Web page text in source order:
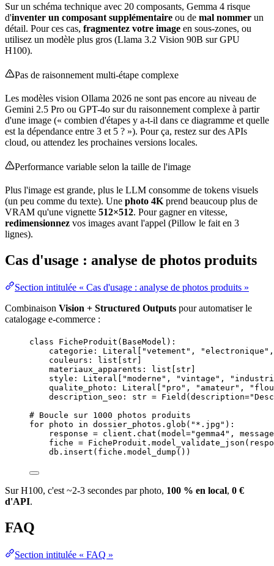
Sur un schéma technique avec 20 composants, Gemma 4 risque
d'inventer un composant supplémentaire ou de mal nommer un
détail. Pour ces cas, fragmentez votre image en sous-zones, ou
utilisez un modèle plus gros (Llama 3.2 Vision 90B sur GPU
H100).
Pas de raisonnement multi-étape complexe
Les modèles vision Ollama 2026 ne sont pas encore au niveau de
Gemini 2.5 Pro ou GPT-4o sur du raisonnement complexe à partir
d'une image (« combien d'étapes y a-t-il dans ce diagramme et quelle
est la dépendance entre 3 et 5 ? »). Pour ça, restez sur des APIs
cloud, ou attendez les prochaines versions locales.
Performance variable selon la taille de l'image
Plus l'image est grande, plus le LLM consomme de tokens visuels
(un peu comme du texte). Une photo 4K prend beaucoup plus de
VRAM qu'une vignette 512×512. Pour gagner en vitesse,
redimensionnez vos images avant l'appel (Pillow le fait en 3
lignes).
Cas d'usage : analyse de photos produits
Section intitulée « Cas d'usage : analyse de photos produits »
Combinaison Vision + Structured Outputs pour automatiser le
catalogage e-commerce :
class FicheProduit ( BaseModel ):
categorie: Literal[
"vetement " , "electronique "
couleurs: list[ str
materiaux_apparents: list[ str
style: Literal[
"moderne " , "vintage " , "
qualite_photo: Literal[
" pro " , " amateur" , "
description_seo: str = Field ( description="
# Boucle sur 1000 photos produits
for photo in dossier_photos. glob ( " *.jpg " ):
response = client. chat ( model ="gemma4" ,
fiche = FicheProduit. model_validate_json (
db. insert ( fiche. model_dump ())
Sur H100, c'est ~2-3 secondes par photo, 100 % en local, 0 €
d'API.
FAQ
Section intitulée « FAQ »